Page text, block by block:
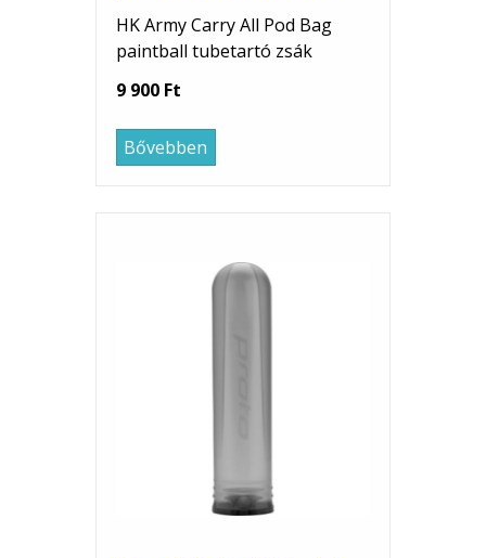
HK Army Carry All Pod Bag
paintball tubetartó zsák
9 900 Ft
Bővebben